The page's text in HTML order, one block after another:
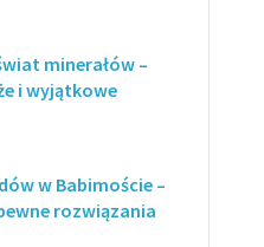
minerałów –
i wyjątkowe
w Babimoście –
rozwiązania